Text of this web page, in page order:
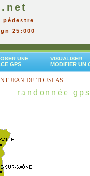
25:000
UNE
GPS
VISUALISER
MODIFIER UN
JEAN-DE-TOUSLAS
randonnée